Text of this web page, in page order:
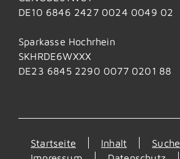
DE10 6846 2427 0024 0049 02
Sparkasse Hochrhein
SKHRDE6WXXX
DE23 6845 2290 0077 0201 88
Startseite Inhalt
Suche